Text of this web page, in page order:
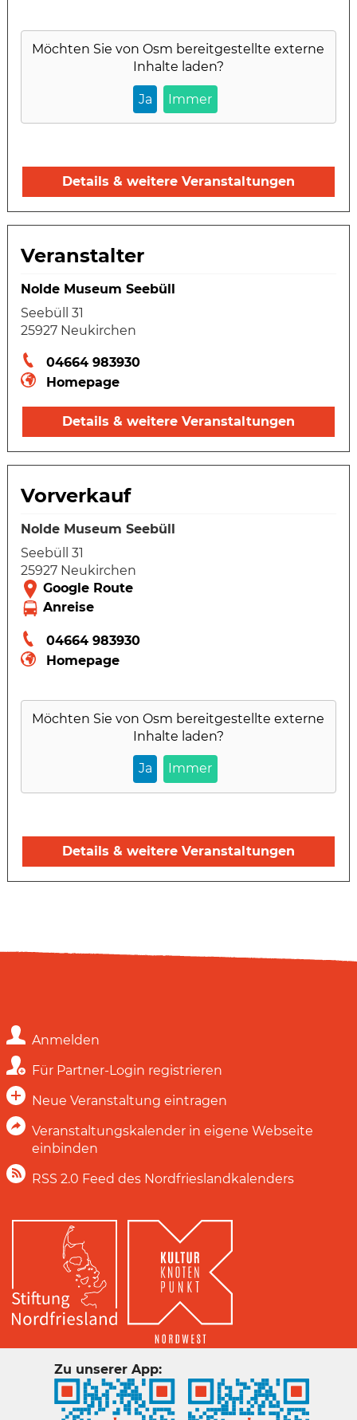
Möchten Sie vonOsm bereitgestellte externe
Inhalte laden?
Ja Immer
Details & weitere Veranstaltungen
Veranstalter
Nolde Museum Seebüll
Seebüll 31
25927 Neukirchen
04664 983930
Homepage
Details & weitere Veranstaltungen
Vorverkauf
Nolde Museum Seebüll
Seebüll 31
25927 Neukirchen
04664 983930
Homepage
Möchten Sie vonOsm bereitgestellte externe
Inhalte laden?
Ja Immer
Details & weitere Veranstaltungen
Anmelden
Für Partner-Login registrieren
Neue Veranstaltung eintragen
Veranstaltungskalender in eigene Webseite
einbinden
RSS 2.0 Feed des Nordfrieslandkalenders
Zu unserer App: